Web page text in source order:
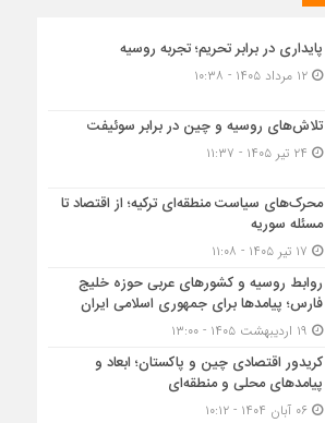
پایداری در برابر تحریم؛ تجربه روسیه
۱۲ مرداد ۱۴۰۵ - ۱۰:۳۸
تلاش‌های روسیه و چین در برابر سوئیفت
محرک‌های سیاست منطقه‌‎ای ترکیه؛ از اقتصاد تا
مسئله سوریه
روابط روسیه و کشورهای عربی حوزه خلیج
فارس؛ پیامدها برای جمهوری اسلامی ایران
کریدور اقتصادی چین و پاکستان؛ ابعاد و
پیامدهای محلی و منطقه‌ای
۰۶ آبان ۱۴۰۴ - ۱۰:۱۲